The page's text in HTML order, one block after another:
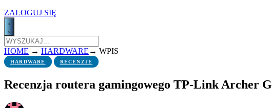
ZALOGUJ SIĘ
HOME → HARDWARE → WPIS
HARDWARE RECENZJE
Recenzja routera gamingowego TP-Link Archer